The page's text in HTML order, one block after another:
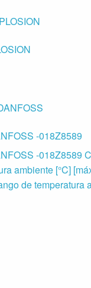
-018Z8589
-018Z8589
ambiente [°C]
de